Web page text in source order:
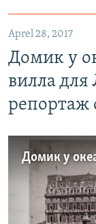
Aprel 28, 2017
Домик у
вилла
репортаж
No